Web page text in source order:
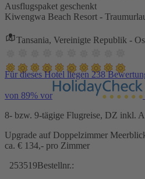
Ausflugspaket geschenkt
Kiwengwa Beach Resort -
Tansania, Vereinigte Republik -
Für dieses Hotel liegen 238
von 89% vor
8- bzw. 9-tägige Flugreise, DZ inkl.
Upgrade auf Doppelzimmer
ca. € 134,- pro Zimmer
253519Bestellnr.: